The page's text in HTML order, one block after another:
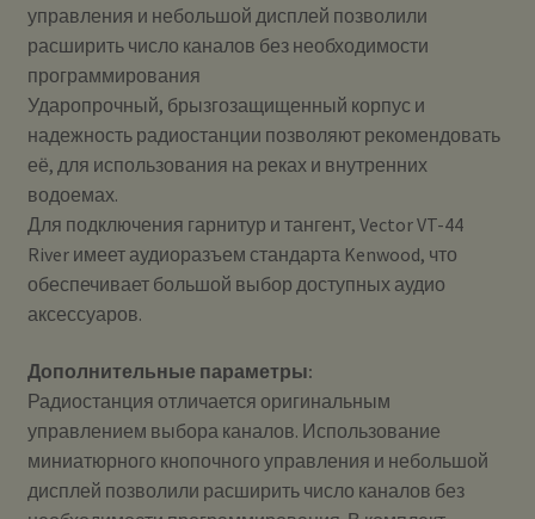
управления и небольшой дисплей позволили
расширить число каналов без необходимости
программирования
Ударопрочный, брызгозащищенный корпус и
надежность радиостанции позволяют рекомендовать
её, для использования на реках и внутренних
водоемах.
Для подключения гарнитур и тангент, Vector VT-44
River имеет аудиоразъем стандарта Kenwood, что
обеспечивает большой выбор доступных аудио
аксессуаров.
Дополнительные параметры:
Радиостанция отличается оригинальным
управлением выбора каналов. Использование
миниатюрного кнопочного управления и небольшой
дисплей позволили расширить число каналов без